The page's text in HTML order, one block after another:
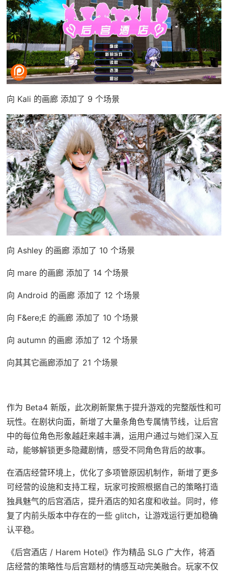
向 Kali 的画廊 添加了 9 个场景
向 Ashley 的画廊 添加了 10 个场景
向 mare 的画廊 添加了 14 个场景
向 Android 的画廊 添加了 12 个场景
向 F&ere;E 的画廊 添加了 10 个场景
向 autumn 的画廊 添加了 12 个场景
向其其它画廊添加了 21 个场景
作为 Beta4 新版，此次刷新聚焦于提升游戏的完整版性和可
玩性。在剧状向面，新增了大量条角色专属情节线，让后宫
中的每位角色形象越赶来越丰满，运用户通过与她们深入互
动，能够解锁更多隐藏剧情，感受不同角色背后的故事。
在酒店经营环境上，优化了多项管原因机制作，新增了更多
可经营的设施和支持工程，玩家可按照根据自己的策略打造
独具魅气的后宫酒店，提升酒店的知名度和收益。同时，修
复了内前头版本中存在的一些 glitch，让游戏运行更加稳确
认平稳。
《后宫酒店 / Harem Hotel》作为精品 SLG 广大作，将酒
店经营的策略性与后宫题材的情感互动完美融合。玩家不仅